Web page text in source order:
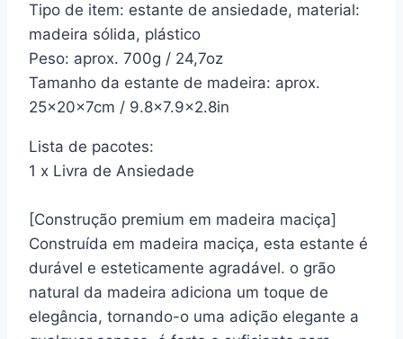
Tipo de item: estante de ansiedade, material:
madeira sólida, plástico
Peso: aprox. 700g / 24,7oz
Tamanho da estante de madeira: aprox.
25x20x7cm / 9.8×7.9×2.8in
Lista de pacotes:
1 x Livra de Ansiedade
[Construção premium em madeira maciça]
Construída em madeira maciça, esta estante é
durável e esteticamente agradável. o grão
natural da madeira adiciona um toque de
elegância, tornando-o uma adição elegante a